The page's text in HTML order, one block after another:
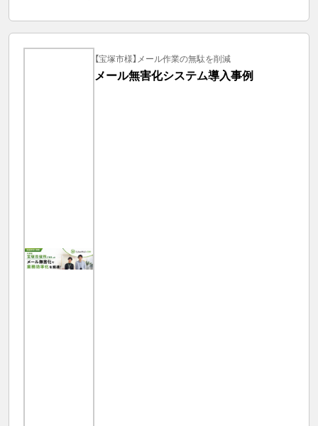
【宝塚市様】メール作業の無駄を削減
メール無害化システム導入事例